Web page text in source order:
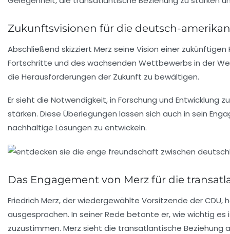
Zukunftsvisionen für die deutsch-
Abschließend skizziert Merz seine Vision einer
Fortschritte und des wachsenden Wettbewerbs in der
die Herausforderungen der Zukunft zu bewältigen.
Er sieht die Notwendigkeit, in Forschung und
stärken. Diese Überlegungen lassen sich auch in sein
nachhaltige Lösungen zu entwickeln.
Das Engagement von Merz für die
Friedrich Merz, der wiedergewählte Vorsitzende der
ausgesprochen. In seiner Rede betonte er, wie wichtig
zuzustimmen. Merz sieht die transatlantische